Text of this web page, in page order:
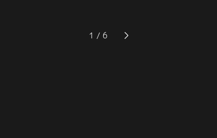
ろう宿で温泉三昧のひと時を過ごし
の湯に触れ、1000年を超える歴史が
ある古奈温泉では、源頼朝ゆかりの
1